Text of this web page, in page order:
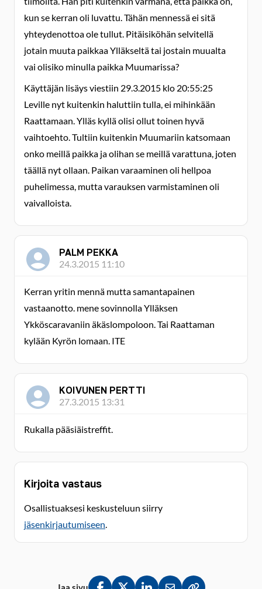
kun se kerran oli luvattu. Tähän mennessä ei sitä
yhteydenottoa ole tullut. Pitäisiköhän selvitellä
jotain muuta paikkaa Ylläkseltä tai jostain muualta
vai olisiko minulla paikka Muumarissa?
Käyttäjän lisäys viestiin 29.3.2015 klo 20:55:25
Leville nyt kuitenkin haluttiin tulla, ei mihinkään
Raattamaan. Ylläs kyllä olisi ollut toinen hyvä
vaihtoehto. Tultiin kuitenkin Muumariin katsomaan
onko meillä paikka ja olihan se meillä varattuna, joten
täällä nyt ollaan. Paikan varaaminen oli hellpoa
puhelimessa, mutta varauksen varmistaminen oli
vaivalloista.
PALM PEKKA
24.3.2015 11:10
Kerran yritin mennä mutta samantapainen
vastaanotto. mene sovinnolla Ylläksen
Ykköscaravaniin äkäslompoloon. Tai Raattaman
kylään Kyrön lomaan. ITE
KOIVUNEN PERTTI
27.3.2015 13:31
Rukalla pääsiäistreffit.
Kirjoita vastaus
Osallistuaksesi keskusteluun siirry
jäsenkirjautumiseen.